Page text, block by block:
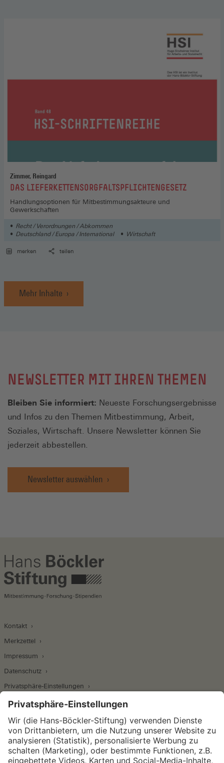
Zimmer, Reingard
:DAS LIEFERKETTENSORGFALTSPFLICHTENGESETZ
Handlungsoptionen für Mitbestimmungsakteure und
Gewerkschaften
Recht / Verordnungen / Abkommen
Deutschland / Europa / International
Wirtschaft
merken teilen
Mehr Inhalte
NEWSLETTER MIT IHREN THEMEN
Bleiben Sie informiert: Neueste Forschungsergebnisse
und Infos zu den Themen Mitbestimmung, Arbeit,
Soziales, Wirtschaft. Unsere Newsletter können Sie
jederzeit abbestellen.
Newsletter auswählen
Kontakt
Merkzettel
Impressum
Datenschutz
Privatsphäre-Einstellungen
Wirtschafts- und Sozialwissenschaftliches Institut